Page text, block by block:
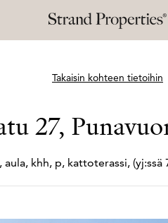
Takaisin kohteen tietoihin
27,
khh, p, kattoterassi, (yj:ssä